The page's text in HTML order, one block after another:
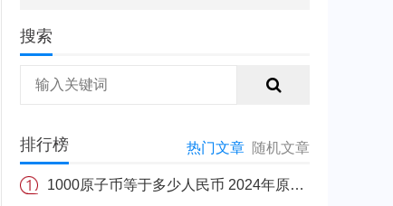
搜索
排行榜 热门文章 随机文章
1000原子币等于多少人民币 2024年原子币最新价格介绍一览